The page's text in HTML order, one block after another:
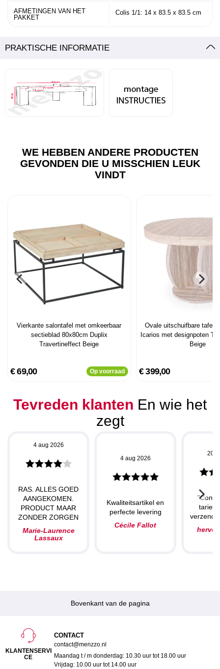
AFMETINGEN VAN HET
PAKKET
Colis 1/1: 14 x 83.5 x 83.5 cm
PRAKTISCHE INFORMATIE
WE HEBBEN ANDERE PRODUCTEN
GEVONDEN DIE U MISSCHIEN LEUK
VINDT
Vierkante salontafel met omkeerbaar
sectieblad 80x80cm Duplix
Travertineffect Beige
€ 69,00 Op voorraad
Ovale uitschuifbare tafel
Icarios met designpoten
Beige
€ 399,00
Tevreden klanten En wie het
zegt
4 aug 2026
RAS. ALLES GOED
AANGEKOMEN.
PRODUCT MAAR
ZONDER ZORGEN
Marie-Laurence
Lassaux
4 aug 2026
Kwaliteitsartikel en
perfecte levering
Cécile Fallot
20
herve
Bovenkant van de pagina
KLANTENSERVI
CE
CONTACT
contact@menzzo.nl
Maandag t / m donderdag: 10.30 uur tot 18.00 uur
Vrijdag: 10.00 uur tot 14.00 uur